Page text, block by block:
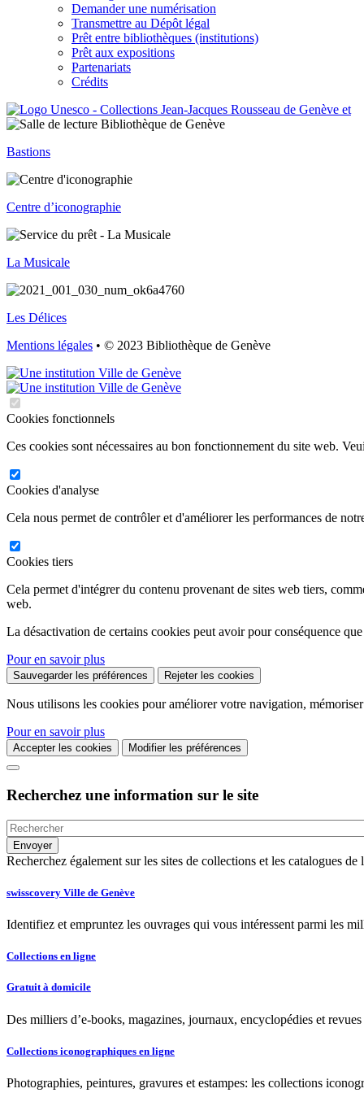
Demander une numérisation
Transmettre au Dépôt légal
Prêt entre bibliothèques (institutions)
Prêt aux expositions
Partenariats
Crédits
Bastions
Centre d’iconographie
La Musicale
Les Délices
Mentions légales • © 2023 Bibliothèque de Genève
Cookies fonctionnels
Ces cookies sont nécessaires au bon fonctionnement du site web.
Cookies d'analyse
Cela nous permet de contrôler et d'améliorer les performances de
Cookies tiers
Cela permet d'intégrer du contenu provenant de sites web tiers,
web.
La désactivation de certains cookies peut avoir pour conséquence
Pour en savoir plus
Sauvegarder les préférences Rejeter les cookies
Nous utilisons les cookies pour améliorer votre navigation,
Pour en savoir plus
Accepter les cookies Modifier les préférences
Recherchez une information sur le site
Recherchez également sur les sites de collections et les catalogues
swisscovery Ville de Genève
Identifiez et empruntez les ouvrages qui vous intéressent parmi les
Collections en ligne
Gratuit à domicile
Des milliers d’e-books, magazines, journaux, encyclopédies et
Collections iconographiques en ligne
Photographies, peintures, gravures et estampes: les collections